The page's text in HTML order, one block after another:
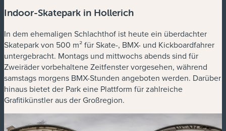
Indoor-Skatepark in Hollerich
In dem ehemaligen Schlachthof ist heute ein überdachter
Skatepark von 500 m² für Skate-, BMX- und Kickboardfahrer
untergebracht. Montags und mittwochs abends sind für
Zweiräder vorbehaltene Zeitfenster vorgesehen, während
samstags morgens BMX-Stunden angeboten werden. Darüber
hinaus bietet der Park eine Plattform für zahlreiche
Grafitikünstler aus der Großregion.